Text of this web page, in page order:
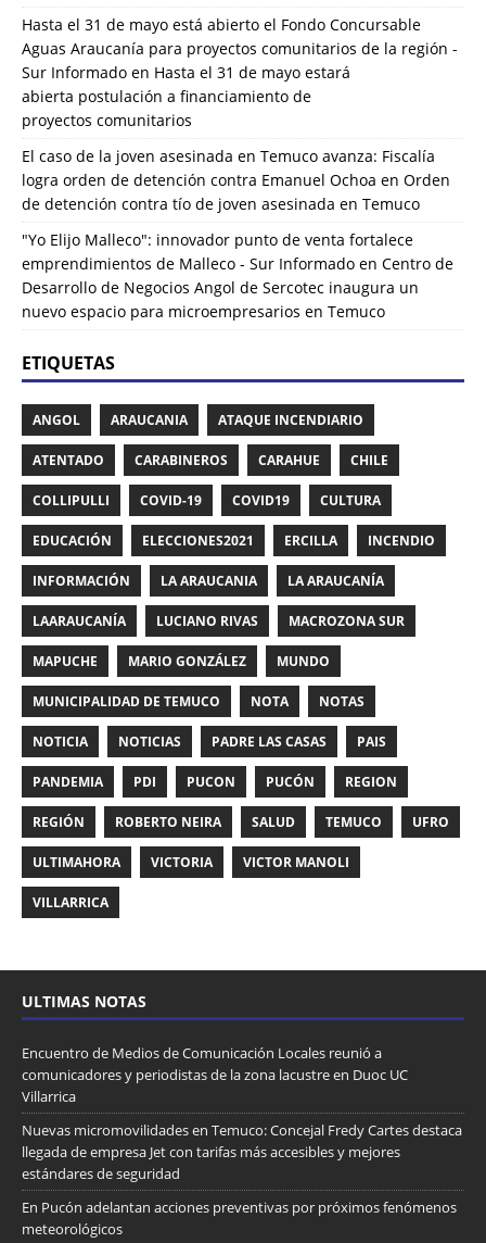
Hasta el 31 de mayo está abierto el Fondo Concursable
Aguas Araucanía para proyectos comunitarios de la región -
Sur Informado en Hasta el 31 de mayo estará
abierta postulación a financiamiento de
proyectos comunitarios
El caso de la joven asesinada en Temuco avanza: Fiscalía
logra orden de detención contra Emanuel Ochoa en Orden
de detención contra tío de joven asesinada en Temuco
"Yo Elijo Malleco": innovador punto de venta fortalece
emprendimientos de Malleco - Sur Informado en Centro de
Desarrollo de Negocios Angol de Sercotec inaugura un
nuevo espacio para microempresarios en Temuco
ETIQUETAS
ANGOL ARAUCANIA ATAQUE INCENDIARIO
ATENTADO CARABINEROS CARAHUE CHILE
COLLIPULLI COVID-19 COVID19 CULTURA
EDUCACIÓN ELECCIONES2021 ERCILLA INCENDIO
INFORMACIÓN LA ARAUCANIA LA ARAUCANÍA
LAARAUCANÍA LUCIANO RIVAS MACROZONA SUR
MAPUCHE MARIO GONZÁLEZ MUNDO
MUNICIPALIDAD DE TEMUCO NOTA NOTAS
NOTICIA NOTICIAS PADRE LAS CASAS PAIS
PANDEMIA PDI PUCON PUCÓN REGION
REGIÓN ROBERTO NEIRA SALUD TEMUCO UFRO
ULTIMAHORA VICTORIA VICTOR MANOLI
VILLARRICA
ULTIMAS NOTAS
Encuentro de Medios de Comunicación Locales reunió a
comunicadores y periodistas de la zona lacustre en Duoc UC
Villarrica
Nuevas micromovilidades en Temuco: Concejal Fredy Cartes destaca
llegada de empresa Jet con tarifas más accesibles y mejores
estándares de seguridad
En Pucón adelantan acciones preventivas por próximos fenómenos
meteorológicos